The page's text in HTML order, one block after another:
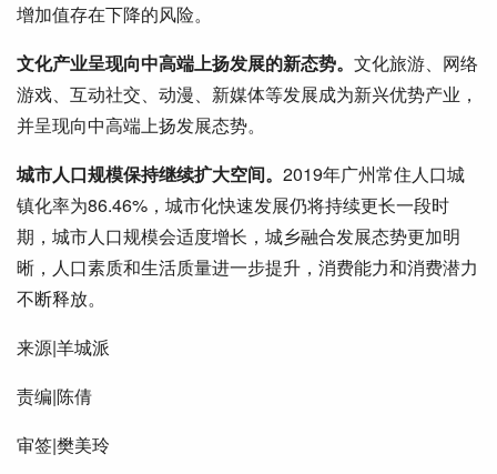
增加值存在下降的风险。
文化产业呈现向中高端上扬发展的新态势。 文化旅游、网络
游戏、互动社交、动漫、新媒体等发展成为新兴优势产业，
并呈现向中高端上扬发展态势。
城市人口规模保持继续扩大空间。 2019年广州常住人口城
镇化率为86.46%，城市化快速发展仍将持续更长一段时
期，城市人口规模会适度增长，城乡融合发展态势更加明
晰，人口素质和生活质量进一步提升，消费能力和消费潜力
不断释放。
来源|羊城派
责编|陈倩
审签|樊美玲